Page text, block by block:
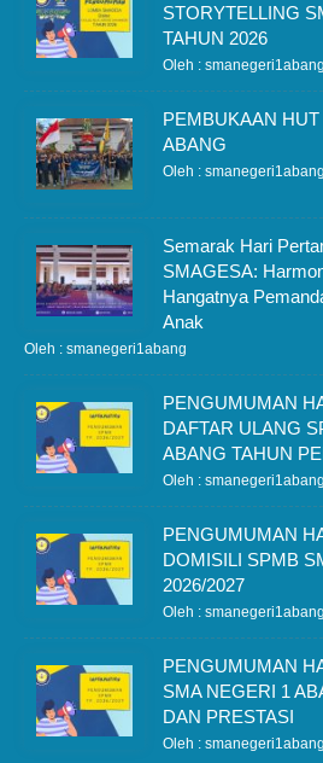
STORYTELLING
TAHUN 2026
Oleh : smanegeri1abang
PEMBUKAAN
ABANG
Oleh : smanegeri1abang
Semarak Hari
SMAGESA:
Hangatnya
Anak
Oleh : smanegeri1abang
PENGUMUMAN
DAFTAR ULANG
ABANG TAHUN
Oleh : smanegeri1abang
PENGUMUMAN
DOMISILI SPMB
2026/2027
Oleh : smanegeri1abang
PENGUMUMAN
SMA NEGERI 1
DAN PRESTASI
Oleh : smanegeri1abang